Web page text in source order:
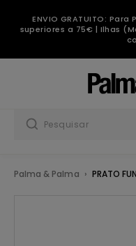
ENVIO GRATUITO:
superiores a 75€ | Ilhas
Palma & Palma PRATO